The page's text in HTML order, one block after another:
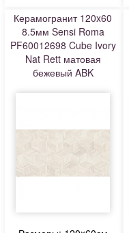
Керамогранит 120x60
8.5мм Sensi Roma
PF60012698 Cube Ivory
Nat Rett матовая
бежевый ABK